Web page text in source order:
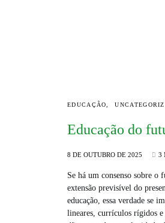
EDUCAÇÃO
Educação do
8 DE OUTUBRO DE 2025 3
Se há um consenso sobre o
extensão previsível do
educação, essa verdade se
lineares, currículos rígidos e